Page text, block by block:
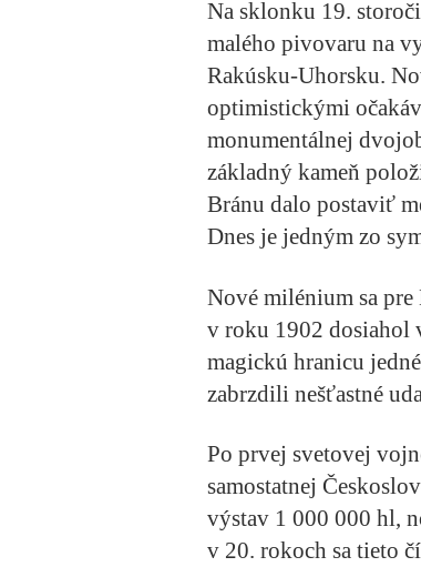
Na sklonku 19.
malého pivovaru na
Rakúsku-Uhorsku.
optimistickými
monumentálnej
základný kameň
Bránu dalo postaviť
Dnes je jedným zo
Nové milénium sa
v roku 1902 dosiahol
magickú hranicu
zabrzdili nešťastné
Po prvej svetovej
samostatnej
výstav 1 000 000 hl,
v 20. rokoch sa tieto